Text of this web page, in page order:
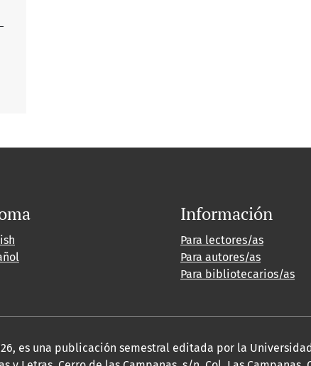
Información
Para lectores/as
Para autores/as
Para bibliotecarios/as
es una publicación semestral editada por la